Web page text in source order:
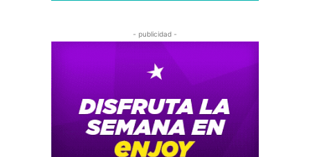
- publicidad -